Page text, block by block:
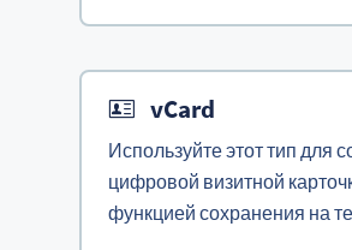
vCard
Используйте этот тип для
цифровой визитной
функцией сохранения на